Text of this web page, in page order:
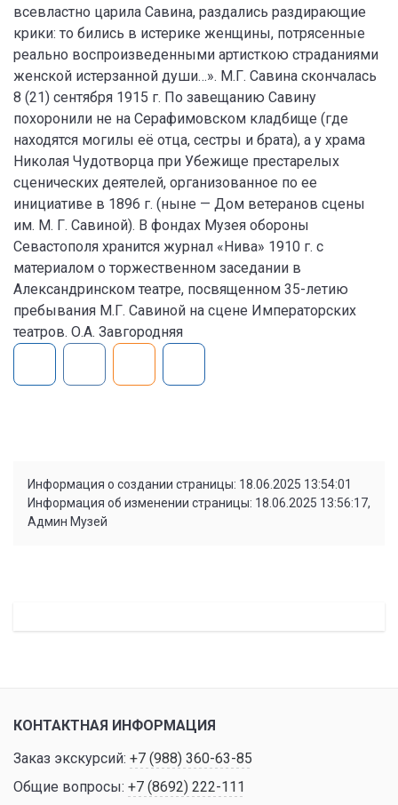
всевластно царила Савина, раздались раздирающие
крики: то бились в истерике женщины, потрясенные
реально воспроизведенными артисткою страданиями
женской истерзанной души…». М.Г. Савина скончалась
8 (21) сентября 1915 г. По завещанию Савину
похоронили не на Серафимовском кладбище (где
находятся могилы её отца, сестры и брата), а у храма
Николая Чудотворца при Убежище престарелых
сценических деятелей, организованное по ее
инициативе в 1896 г. (ныне — Дом ветеранов сцены
им. М. Г. Савиной). В фондах Музея обороны
Севастополя хранится журнал «Нива» 1910 г. с
материалом о торжественном заседании в
Александринском театре, посвященном 35-летию
пребывания М.Г. Савиной на сцене Императорских
театров. О.А. Завгородняя
Информация о создании страницы: 18.06.2025 13:54:01
Информация об изменении страницы: 18.06.2025 13:56:17,
Админ Музей
КОНТАКТНАЯ ИНФОРМАЦИЯ
Заказ экскурсий: +7 (988) 360-63-85
Общие вопросы: +7 (8692) 222-111